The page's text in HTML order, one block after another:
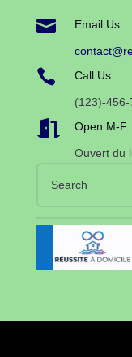
 Email Us
 Call Us
(123)-
 Open M-
Ouvert du